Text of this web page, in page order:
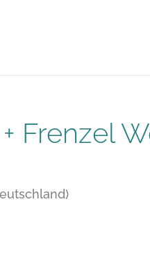
Frenzel